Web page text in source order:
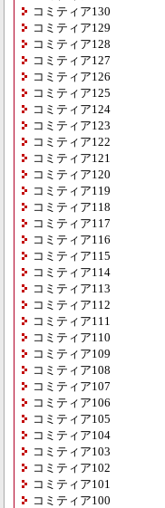
コミティア130
コミティア129
コミティア128
コミティア127
コミティア126
コミティア125
コミティア124
コミティア123
コミティア122
コミティア121
コミティア120
コミティア119
コミティア118
コミティア117
コミティア116
コミティア115
コミティア114
コミティア113
コミティア112
コミティア111
コミティア110
コミティア109
コミティア108
コミティア107
コミティア106
コミティア105
コミティア104
コミティア103
コミティア102
コミティア101
コミティア100